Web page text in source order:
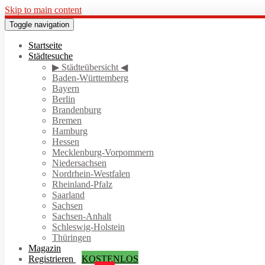
Skip to main content
Toggle navigation
Startseite
Städtesuche
▶ Städteübersicht ◀
Baden-Württemberg
Bayern
Berlin
Brandenburg
Bremen
Hamburg
Hessen
Mecklenburg-Vorpommern
Niedersachsen
Nordrhein-Westfalen
Rheinland-Pfalz
Saarland
Sachsen
Sachsen-Anhalt
Schleswig-Holstein
Thüringen
Magazin
Registrieren
KOSTENLOS